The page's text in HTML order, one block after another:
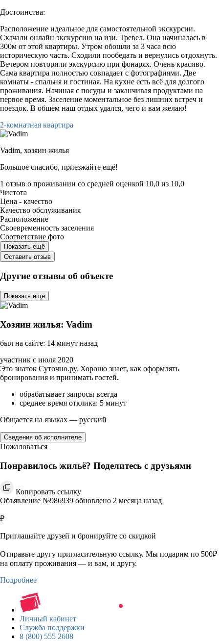
Достоинства:
Расположение идеальное для самостоятельной экскурсии.
Скачали онлайн экскурсию на изи. Тревел. Она начиналась в
300м от этой квартиры. Утром обошли за 3 часа всю
историческую часть. Сходили пообедать и вернулись отдохнуть.
Вечером повторили экскурсию при фонарях. Очень красиво.
Сама квартира полностью совпадает с фотографиями. Две
комнаты - спальня и гостиная. На кухне есть всё для долгого
проживания. Начиная с посуды и заканчивая продуктами на
первое время. Заселение моментальное без лишних встреч и
поездок. В общем наш отдых удался, чего и вам желаю!
2-комнатная квартира
Vadim, хозяин жилья
Большое спасибо, приезжайте ещё!
1 отзыв о проживании со средней оценкой 10,0 из 10,0
Чистота
Цена - качество
Качество обслуживания
Расположение
Своевременность заселения
Соответствие фото
Показать ещё
Оставить отзыв
Другие отзывы об объекте
Показать ещё
Хозяин жилья: Vadim
был на сайте: 14 минут назад
участник с июля 2020
Это знаток Суточно.ру. Хорошо знает, как оформлять
бронирования и принимать гостей.
обрабатывает запросы всегда
среднее время отклика: 5 минут
Общается на языках — русский
Сведения об исполнителе
Пожаловаться
Понравилось жильё? Поделитесь с друзьями
Копировать ссылку
Объявление №986939 обновлено 2 месяца назад
₽
Приглашайте друзей и бронируйте со скидкой
Отправьте другу пригласительную ссылку. Мы подарим по 500₽
на оплату проживания — и вам, и другу.
Подробнее
Личный кабинет
Служба поддержки
8 (800) 555 2608